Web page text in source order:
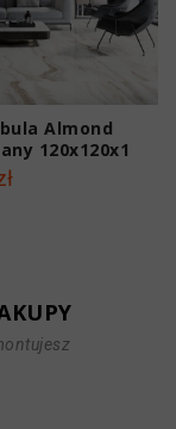
Almond
120x120x1